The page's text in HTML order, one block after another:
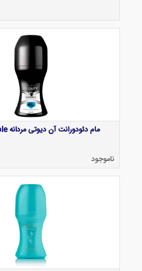
مام دئودورانت آن دیوتی مردانه invisible آون
ناموجود